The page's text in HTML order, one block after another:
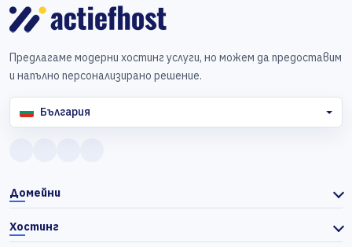
Предлагаме модерни хостинг услуги, но можем да предоставим
и напълно персонализирано решение.
България
Домейни
Хостинг